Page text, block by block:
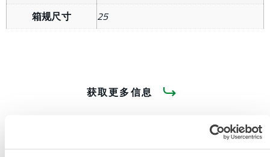
箱规尺寸
25
获取更多信息